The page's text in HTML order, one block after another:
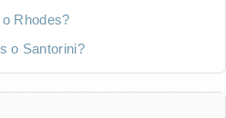
Rhodes?
o Santorini?